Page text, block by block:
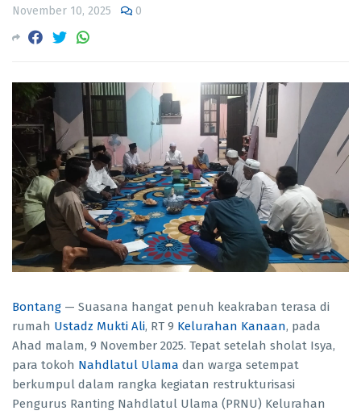
November 10, 2025 0
Bontang — Suasana hangat penuh keakraban terasa di
rumah Ustadz Mukti Ali, RT 9 Kelurahan Kanaan, pada
Ahad malam, 9 November 2025. Tepat setelah sholat Isya,
para tokoh Nahdlatul Ulama dan warga setempat
berkumpul dalam rangka kegiatan restrukturisasi
Pengurus Ranting Nahdlatul Ulama (PRNU) Kelurahan